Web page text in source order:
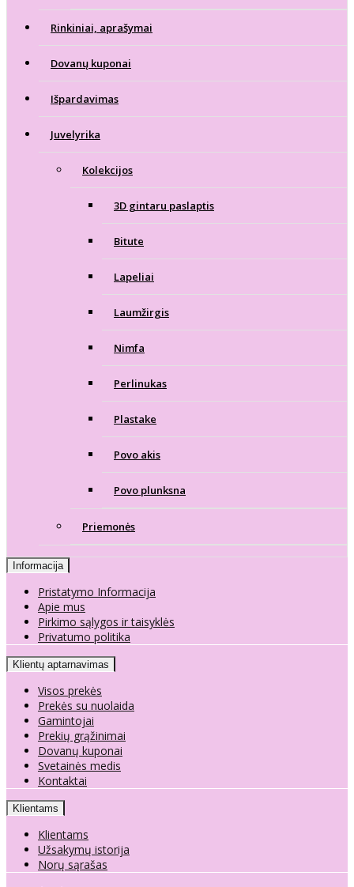
Rinkiniai, aprašymai
Dovanų kuponai
Išpardavimas
Juvelyrika
Kolekcijos
3D gintaru paslaptis
Bitute
Lapeliai
Laumžirgis
Nimfa
Perlinukas
Plastake
Povo akis
Povo plunksna
Priemonės
Informacija
Pristatymo Informacija
Apie mus
Pirkimo sąlygos ir taisyklės
Privatumo politika
Klientų aptarnavimas
Visos prekės
Prekės su nuolaida
Gamintojai
Prekių grąžinimai
Dovanų kuponai
Svetainės medis
Kontaktai
Klientams
Klientams
Užsakymų istorija
Norų sąrašas